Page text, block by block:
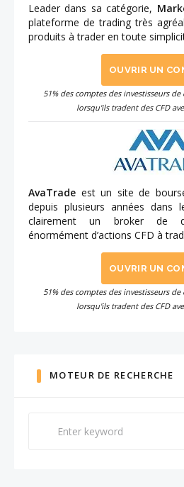
Leader dans sa catégorie,
plateforme de trading très
produits à trader en toute
OUVRIR UN
51% des comptes des investisseurs
lorsqu'ils tradent des CFD
AvaTrade est un site de
depuis plusieurs années dans
clairement un broker de
énormément d’actions CFD à
OUVRIR UN
51% des comptes des investisseurs
lorsqu'ils tradent des CFD
MOTEUR DE RECHERCHE